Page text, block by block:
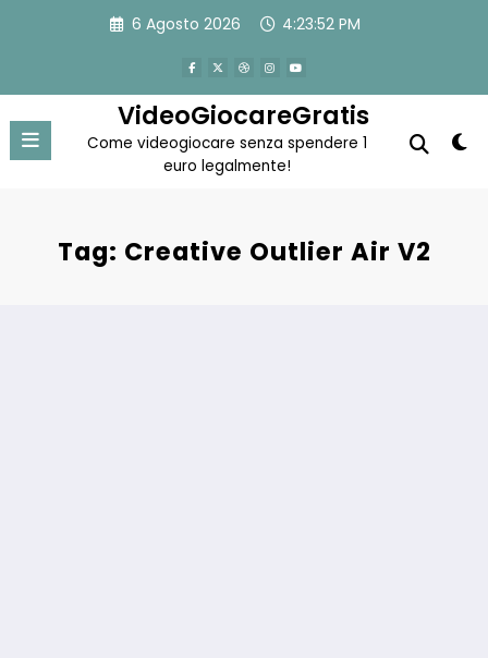
6 Agosto 2026 4:23:52 PM
VideoGiocareGratis
Come videogiocare senza spendere 1
euro legalmente!
Tag: Creative Outlier Air V2